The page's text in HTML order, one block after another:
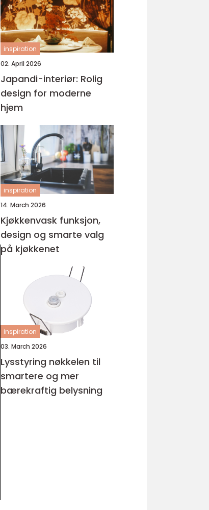
inspiration
02. April 2026
Japandi-interiør: Rolig
design for moderne
hjem
inspiration
14. March 2026
Kjøkkenvask funksjon,
design og smarte valg
på kjøkkenet
inspiration
03. March 2026
Lysstyring nøkkelen til
smartere og mer
bærekraftig belysning